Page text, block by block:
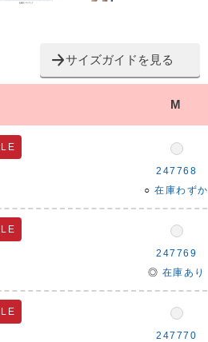
サイズガイドを見る
M
247768
○在庫わずか
247769
◎ 在庫あり
247770